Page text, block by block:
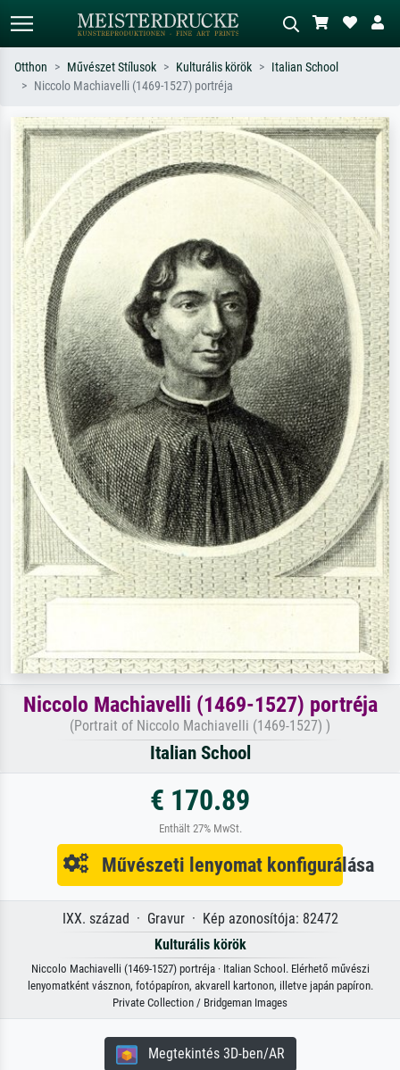
Keressen művész, műcím vagy stílus
szerint – pl. Monet, Csillagos éj,
impresszionizmus, Hokusai-hullám,
akt.
Írja le a jelenetet – pl. zöld rét, sok
piros absztrakt, sötét olajkép, álló akt
egy fa mellett.
Otthon Művészet Stílusok Kulturális körök
Italian School
Niccolo Machiavelli (1469-1527) portréja
Niccolo Machiavelli (1469-1527) portréja
(Portrait of Niccolo Machiavelli (1469-1527) )
Italian School
€ 170.89
Enthält 27% MwSt.
Művészeti lenyomat konfigurálása
IXX. század · Gravur · Kép azonosítója: 82472
Kulturális körök
Niccolo Machiavelli (1469-1527) portréja · Italian School. Elérhető művészi
lenyomatként vásznon, fotópapíron, akvarell kartonon, illetve japán papíron.
Private Collection / Bridgeman Images
Megtekintés 3D-ben/AR